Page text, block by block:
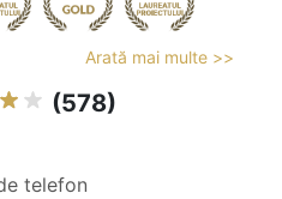
Arată mai multe >>
(578)
telefon